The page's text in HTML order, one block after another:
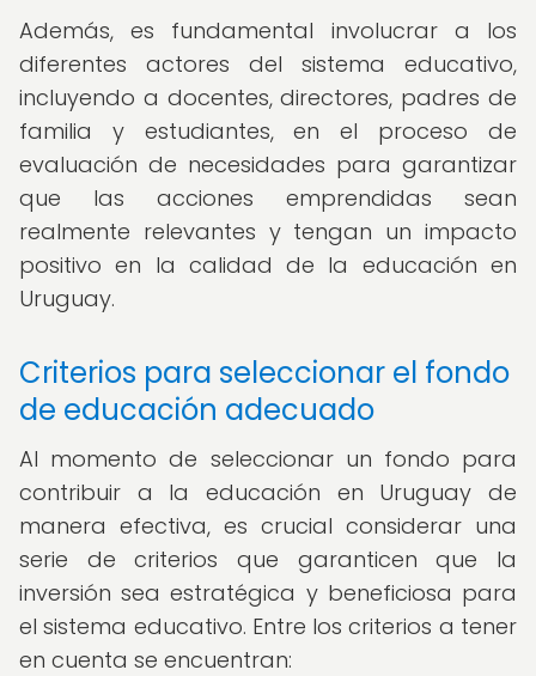
Además, es fundamental involucrar a los
diferentes actores del sistema educativo,
incluyendo a docentes, directores, padres de
familia y estudiantes, en el proceso de
evaluación de necesidades para garantizar
que las acciones emprendidas sean
realmente relevantes y tengan un impacto
positivo en la calidad de la educación en
Uruguay.
Criterios para seleccionar el fondo
de educación adecuado
Al momento de seleccionar un fondo para
contribuir a la educación en Uruguay de
manera efectiva, es crucial considerar una
serie de criterios que garanticen que la
inversión sea estratégica y beneficiosa para
el sistema educativo. Entre los criterios a tener
en cuenta se encuentran: